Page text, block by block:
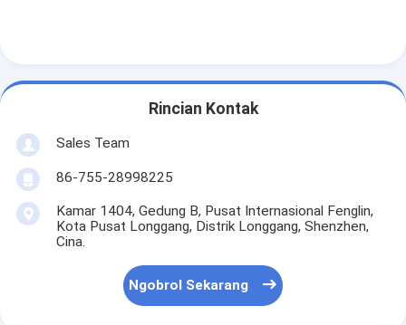
Baterai Lithium Utama
Baterai Mobil Hibrida
Rincian Kontak
Sales Team
86-755-28998225
Kamar 1404, Gedung B, Pusat Internasional Fenglin,
Kota Pusat Longgang, Distrik Longgang, Shenzhen,
Cina.
Ngobrol Sekarang